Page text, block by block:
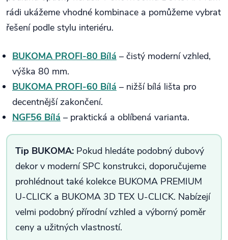
rádi ukážeme vhodné kombinace a pomůžeme vybrat
řešení podle stylu interiéru.
BUKOMA PROFI-80 Bílá – čistý moderní vzhled,
výška 80 mm.
BUKOMA PROFI-60 Bílá – nižší bílá lišta pro
decentnější zakončení.
NGF56 Bílá – praktická a oblíbená varianta.
Tip BUKOMA: Pokud hledáte podobný dubový
dekor v moderní SPC konstrukci, doporučujeme
prohlédnout také kolekce BUKOMA PREMIUM
U-CLICK a BUKOMA 3D TEX U-CLICK. Nabízejí
velmi podobný přírodní vzhled a výborný poměr
ceny a užitných vlastností.